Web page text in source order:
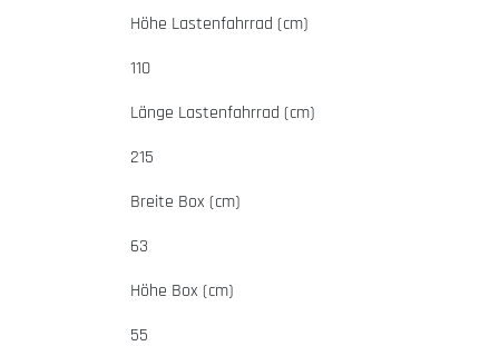
Höhe Lastenfahrrad (cm)
110
Länge Lastenfahrrad (cm)
215
Breite Box (cm)
63
Höhe Box (cm)
55